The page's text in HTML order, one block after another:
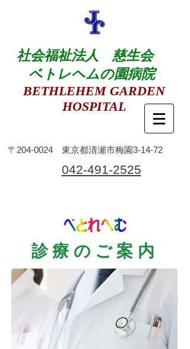
社会福祉法人 慈生会
ベトレヘムの園病院
BETHLEHEM GARDEN
HOSPITAL
​〒204-0024 東京都清瀬市梅園3-14-72
​042-491-2525
診療のご案内